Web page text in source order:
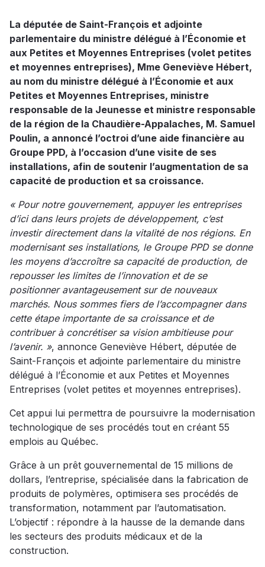
La députée de Saint-François et adjointe
parlementaire du ministre délégué à l’Économie et
aux Petites et Moyennes Entreprises (volet petites
et moyennes entreprises), Mme Geneviève Hébert,
au nom du ministre délégué à l’Économie et aux
Petites et Moyennes Entreprises, ministre
responsable de la Jeunesse et ministre responsable
de la région de la Chaudière-Appalaches, M. Samuel
Poulin, a annoncé l’octroi d’une aide financière au
Groupe PPD, à l’occasion d’une visite de ses
installations, afin de soutenir l’augmentation de sa
capacité de production et sa croissance.
« Pour notre gouvernement, appuyer les entreprises
d’ici dans leurs projets de développement, c’est
investir directement dans la vitalité de nos régions. En
modernisant ses installations, le Groupe PPD se donne
les moyens d’accroître sa capacité de production, de
repousser les limites de l’innovation et de se
positionner avantageusement sur de nouveaux
marchés. Nous sommes fiers de l’accompagner dans
cette étape importante de sa croissance et de
contribuer à concrétiser sa vision ambitieuse pour
l’avenir. », annonce Geneviève Hébert, députée de
Saint-François et adjointe parlementaire du ministre
délégué à l’Économie et aux Petites et Moyennes
Entreprises (volet petites et moyennes entreprises).
Cet appui lui permettra de poursuivre la modernisation
technologique de ses procédés tout en créant 55
emplois au Québec.
Grâce à un prêt gouvernemental de 15 millions de
dollars, l’entreprise, spécialisée dans la fabrication de
produits de polymères, optimisera ses procédés de
transformation, notamment par l’automatisation.
L’objectif : répondre à la hausse de la demande dans
les secteurs des produits médicaux et de la
construction.